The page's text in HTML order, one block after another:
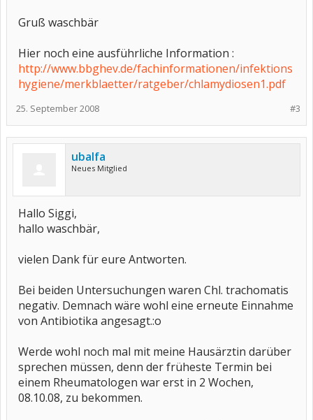
Gruß waschbär
Hier noch eine ausführliche Information :
http://www.bbghev.de/fachinformationen/infektions
hygiene/merkblaetter/ratgeber/chlamydiosen1.pdf
#3
25. September 2008
ubalfa
Neues Mitglied
Hallo Siggi,
hallo waschbär,
vielen Dank für eure Antworten.
Bei beiden Untersuchungen waren Chl. trachomatis
negativ. Demnach wäre wohl eine erneute Einnahme
von Antibiotika angesagt.:o
Werde wohl noch mal mit meine Hausärztin darüber
sprechen müssen, denn der früheste Termin bei
einem Rheumatologen war erst in 2 Wochen,
08.10.08, zu bekommen.